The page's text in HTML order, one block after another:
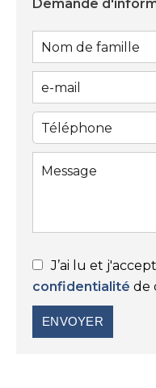
Demande
J’ai lu et
confidentialité de
ENVOYER